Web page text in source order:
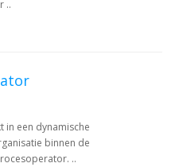
..
in een dynamische
binnen de
..